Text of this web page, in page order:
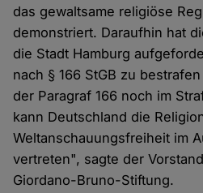
das gewaltsame religiöse
demonstriert. Daraufhin hat
die Stadt Hamburg
nach § 166 StGB zu
der Paragraf 166 noch im
kann Deutschland die
Weltanschauungsfreiheit im
vertreten", sagte der
Giordano-Bruno-Stiftung.